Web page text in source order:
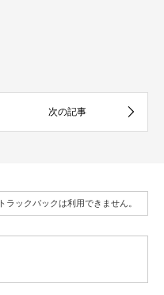
トラックバックは利用できません。